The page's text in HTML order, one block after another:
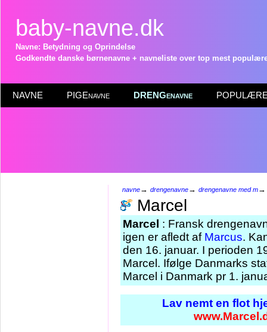
baby-navne.dk
Navne: Betydning og Oprindelse
Godkendte danske børnenavne + navneliste over top mest
NAVNE PIGEnavne DRENGenavne POPULÆRE
navne→ drengenavne→ drengenavne med m
Marcel
Marcel : Fransk
igen er afledt af Marcus.
den 16. januar. I perioden
Marcel. Ifølge Danmarks
Marcel i Danmark pr 1.
Lav nemt en flot